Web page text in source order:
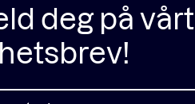
deg på vårt